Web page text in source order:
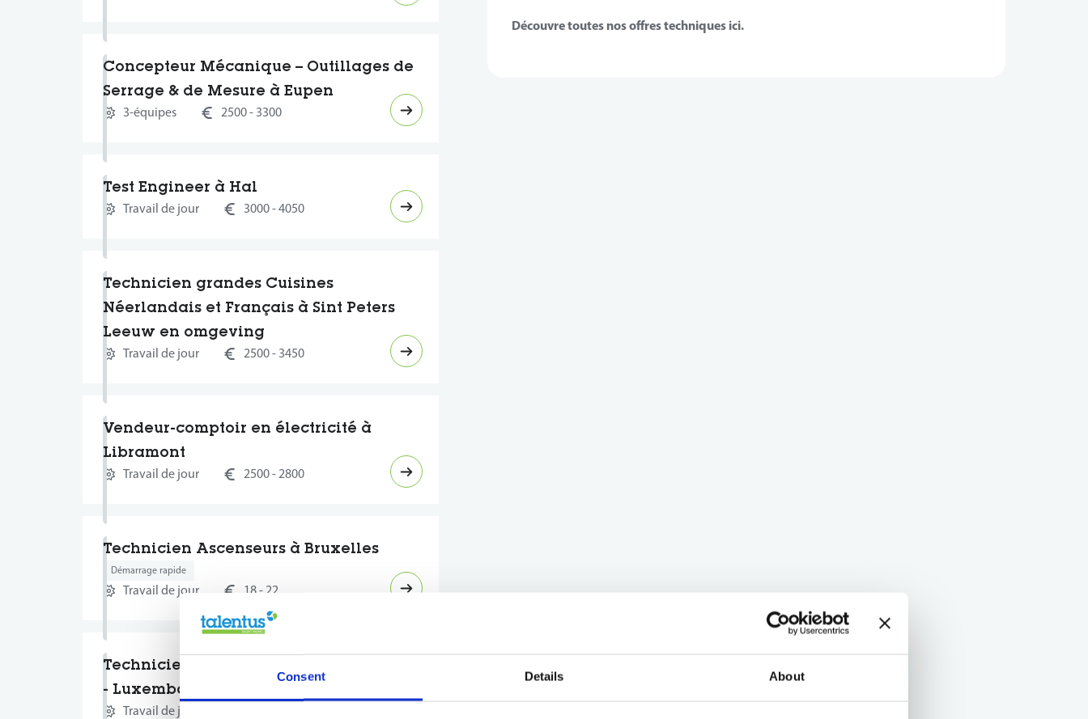
Consent Details About
Concepteur Mécanique – Outillages de
Serrage & de Mesure à Eupen
3-équipes 2500 - 3300
Test Engineer à Hal
Travail de jour 3000 - 4050
Technicien grandes Cuisines
Néerlandais et Français à Sint Peters
Leeuw en omgeving
Travail de jour 2500 - 3450
Vendeur-comptoir en électricité à
Libramont
Travail de jour 2500 - 2800
Technicien Ascenseurs à Bruxelles
Démarrage rapide
Travail de jour 18 - 22
Technicien itinérant ascenseur à Liège
- Luxembourg
Travail de jour
Découvre toutes nos offres techniques ici.